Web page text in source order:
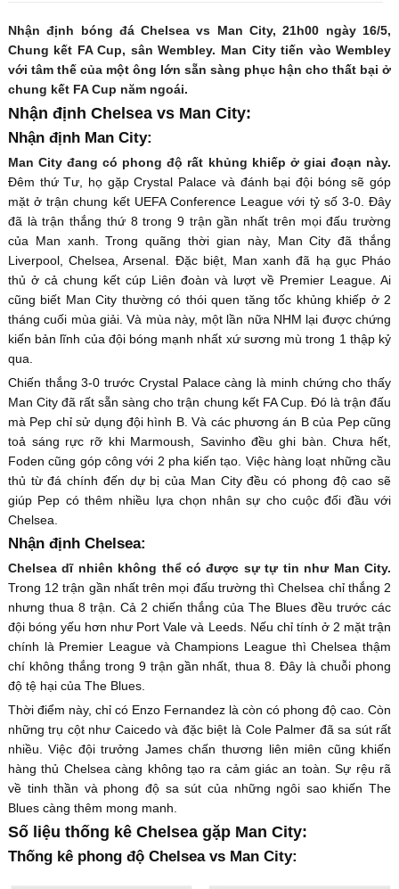
Nhận định bóng đá Chelsea vs Man City, 21h00 ngày 16/5,
Chung kết FA Cup, sân Wembley. Man City tiến vào Wembley
với tâm thế của một ông lớn sẵn sàng phục hận cho thất bại ở
chung kết FA Cup năm ngoái.
Nhận định Chelsea vs Man City:
Nhận định Man City:
Man City đang có phong độ rất khủng khiếp ở giai đoạn này.
Đêm thứ Tư, họ gặp Crystal Palace và đánh bại đội bóng sẽ góp
mặt ở trận chung kết UEFA Conference League với tỷ số 3-0. Đây
đã là trận thắng thứ 8 trong 9 trận gần nhất trên mọi đấu trường
của Man xanh. Trong quãng thời gian này, Man City đã thắng
Liverpool, Chelsea, Arsenal. Đặc biệt, Man xanh đã hạ gục Pháo
thủ ở cả chung kết cúp Liên đoàn và lượt về Premier League. Ai
cũng biết Man City thường có thói quen tăng tốc khủng khiếp ở 2
tháng cuối mùa giải. Và mùa này, một lần nữa NHM lại được chứng
kiến bản lĩnh của đội bóng mạnh nhất xứ sương mù trong 1 thập kỷ
qua.
Chiến thắng 3-0 trước Crystal Palace càng là minh chứng cho thấy
Man City đã rất sẵn sàng cho trận chung kết FA Cup. Đó là trận đấu
mà Pep chỉ sử dụng đội hình B. Và các phương án B của Pep cũng
toả sáng rực rỡ khi Marmoush, Savinho đều ghi bàn. Chưa hết,
Foden cũng góp công với 2 pha kiến tạo. Việc hàng loạt những cầu
thủ từ đá chính đến dự bị của Man City đều có phong độ cao sẽ
giúp Pep có thêm nhiều lựa chọn nhân sự cho cuộc đối đầu với
Chelsea.
Nhận định Chelsea:
Chelsea dĩ nhiên không thể có được sự tự tin như Man City.
Trong 12 trận gần nhất trên mọi đấu trường thì Chelsea chỉ thắng 2
nhưng thua 8 trận. Cả 2 chiến thắng của The Blues đều trước các
đội bóng yếu hơn như Port Vale và Leeds. Nếu chỉ tính ở 2 mặt trận
chính là Premier League và Champions League thì Chelsea thậm
chí không thắng trong 9 trận gần nhất, thua 8. Đây là chuỗi phong
độ tệ hại của The Blues.
Thời điểm này, chỉ có Enzo Fernandez là còn có phong độ cao. Còn
những trụ cột như Caicedo và đặc biệt là Cole Palmer đã sa sút rất
nhiều. Việc đội trưởng James chấn thương liên miên cũng khiến
hàng thủ Chelsea càng không tạo ra cảm giác an toàn. Sự rệu rã
về tinh thần và phong độ sa sút của những ngôi sao khiến The
Blues càng thêm mong manh.
Số liệu thống kê Chelsea gặp Man City:
Thống kê phong độ Chelsea vs Man City: